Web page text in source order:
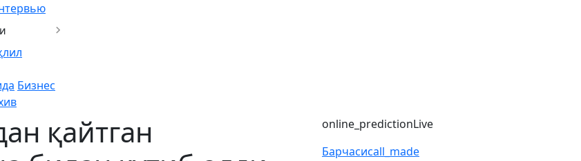
Бизнес
қайтган
online_predictionLive
Барчасиcall_made